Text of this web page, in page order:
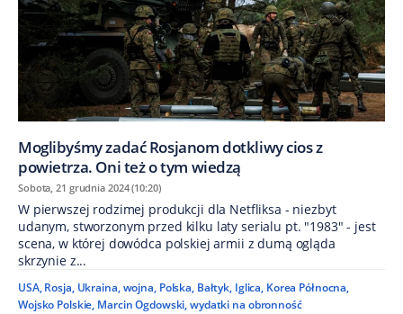
Moglibyśmy zadać Rosjanom dotkliwy cios z
powietrza. Oni też o tym wiedzą
Sobota, 21 grudnia 2024 (10:20)
W pierwszej rodzimej produkcji dla Netfliksa - niezbyt
udanym, stworzonym przed kilku laty serialu pt. "1983" - jest
scena, w której dowódca polskiej armii z dumą ogląda
skrzynie z...
USA, Rosja, Ukraina,wojna, Polska, Bałtyk, Iglica, Korea Północna,
Wojsko Polskie, Marcin Ogdowski,wydatki na obronność